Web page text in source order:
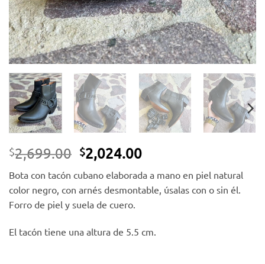
$2,699.00 El
precio
original
era:
$2,699.00.
$2,024.00El
actual
es:
Bota con tacón cubano elaborada a mano en piel natural
color negro, con arnés desmontable, úsalas con o sin él.
Forro de piel y suela de cuero.
El tacón tiene una altura de 5.5 cm.